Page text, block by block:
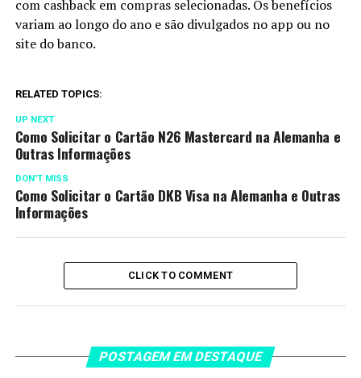
com cashback em compras selecionadas. Os benefícios
variam ao longo do ano e são divulgados no app ou no
site do banco.
RELATED TOPICS:
UP NEXT
Como Solicitar o Cartão N26 Mastercard na Alemanha e
Outras Informações
DON'T MISS
Como Solicitar o Cartão DKB Visa na Alemanha e Outras
Informações
CLICK TO COMMENT
POSTAGEM EM DESTAQUE